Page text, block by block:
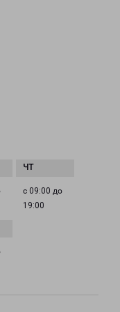
с 09:00 до
19:00